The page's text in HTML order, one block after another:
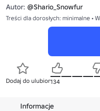
Autor: @Shario_Snowfur
Treści dla dorosłych: minimalne •
Dodaj do ulubionych
134
Informacje